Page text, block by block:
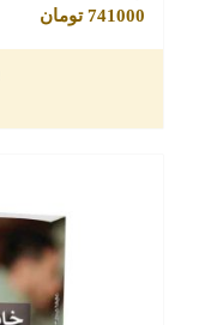
741000 تومان